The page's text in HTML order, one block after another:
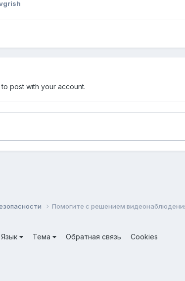
to post with your account.
Помогите с решением
Язык Тема Обратная связь
Cookies